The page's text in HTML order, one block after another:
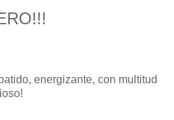
energizante, con multitud